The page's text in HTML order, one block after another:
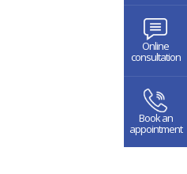
Online
consultation
Book an
appointment